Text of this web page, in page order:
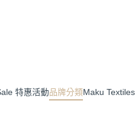
特惠活動品牌分類Maku Textiles